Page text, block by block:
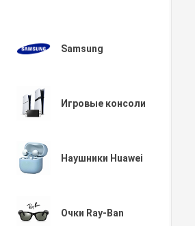
Samsung
Игровые консоли
Наушники Huawei
Очки Ray-Ban